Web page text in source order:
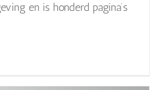
en is honderd pagina’s